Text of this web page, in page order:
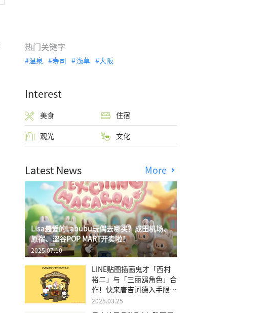
热门关键字
温泉 寿司 浅草 大阪
Interest
美食 住宿
观光 文化
Latest News More
Lisa最爱的Labubu玩偶去哪买？成田机场、
原宿、涩谷POP MART开卖啦！
2025.07.10
LINE贴图插画鬼才「西村
裕二」与「三丽鸥角色」合
作！快来唐吉诃德入手限量
商品
2025.03.25